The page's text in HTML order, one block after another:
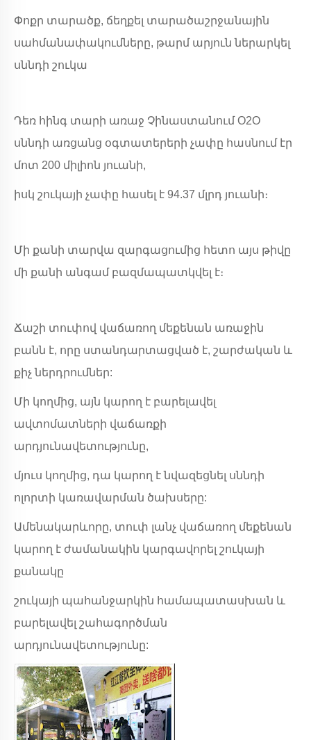
Փոքր տարածք, ճեղքել տարածաշրջանային
սահմանափակումները, թարմ արյուն ներարկել
սննդի շուկա
Դեռ հինգ տարի առաջ Չինաստանում O2O
սննդի առցանց օգտատերերի չափը հասնում էր
մոտ 200 միլիոն յուանի,
իսկ շուկայի չափը հասել է 94.37 մլրդ յուանի։
Մի քանի տարվա զարգացումից հետո այս թիվը
մի քանի անգամ բազմապատկվել է։
Ճաշի տուփով վաճառող մեքենան առաջին
բանն է, որը ստանդարտացված է, շարժական և
քիչ ներդրումներ:
Մի կողմից, այն կարող է բարելավել
ավտոմատների վաճառքի
արդյունավետությունը,
մյուս կողմից, դա կարող է նվազեցնել սննդի
ոլորտի կառավարման ծախսերը:
Ամենակարևորը, տուփ լանչ վաճառող մեքենան
կարող է ժամանակին կարգավորել շուկայի
քանակը
շուկայի պահանջարկին համապատասխան և
բարելավել շահագործման
արդյունավետությունը: